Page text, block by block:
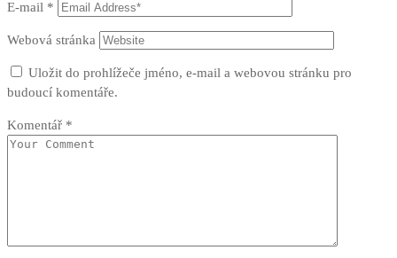
E-mail *
Webová stránka
Uložit do prohlížeče jméno, e-mail a webovou stránku pro
budoucí komentáře.
Komentář *